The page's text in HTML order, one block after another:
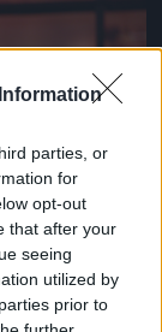
parties, or
for
opt-out
that after your
seeing
utilized by
prior to